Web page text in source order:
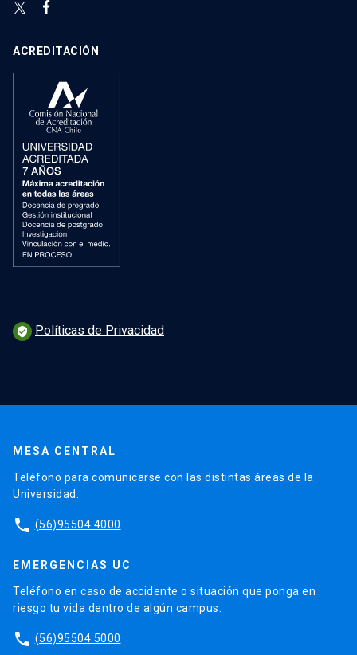
ACREDITACIÓN
verified_user Políticas de Privacidad
MESA CENTRAL
Teléfono para comunicarse con las distintas áreas de la
Universidad.
phone (56)95504 4000
EMERGENCIAS UC
Teléfono en caso de accidente o situación que ponga en
riesgo tu vida dentro de algún campus.
phone (56)95504 5000